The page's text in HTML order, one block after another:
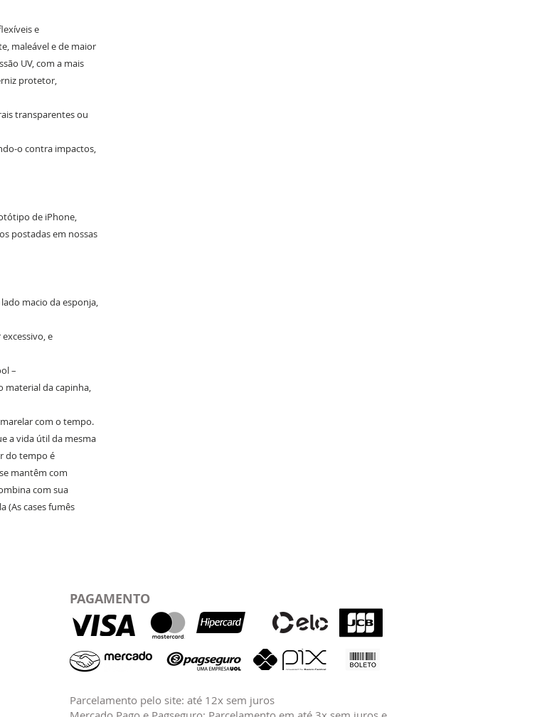
e
maleável e de maior
UV, com a mais
protetor,
transparentes ou
o contra impactos,
de iPhone,
postadas em nossas
macio da esponja,
e
–
material da capinha,
com o tempo.
a vida útil da mesma
do tempo é
mantêm com
com sua
(As cases fumês
PAGAMENTO
Parcelamento pelo site: até 12x sem juros